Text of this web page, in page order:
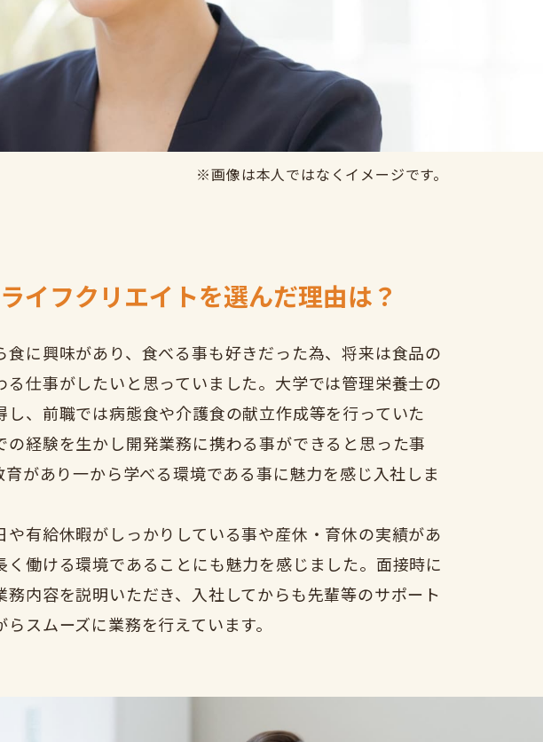
※画像は本人ではなくイメージです。
イフクリエイトを選んだ理由は？
食に興味があり、食べる事も好きだった為、将来は食品の
る仕事がしたいと思っていました。大学では管理栄養士の
し、前職では病態食や介護食の献立作成等を行っていた
の経験を生かし開発業務に携わる事ができると思った事
育があり一から学べる環境である事に魅力を感じ入社しま
や有給休暇がしっかりしている事や産休・育休の実績があ
く働ける環境であることにも魅力を感じました。面接時に
務内容を説明いただき、入社してからも先輩等のサポート
らスムーズに業務を行えています。